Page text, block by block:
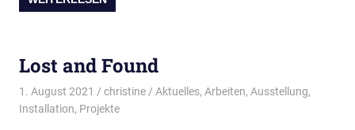
Lost and Found
1. August 2021 christine Aktuelles, Arbeiten, Ausstellung,
Installation, Projekte